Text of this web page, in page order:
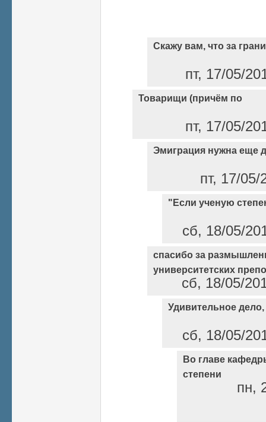
Скажу вам, что за
пт, 17/05/
Товарищи (причём по
пт, 17/05/
Эмиграция нужна еще
пт, 17/
"Если ученую
сб, 18/05/
спасибо за
университетских
сб, 18/05/
Удивительное дело,
сб, 18/05/
Во главе
степени
пн,